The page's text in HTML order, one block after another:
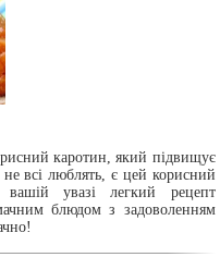
каротин, який підвищує
всі люблять, є цей корисний
вашій увазі легкий рецепт
блюдом з задоволенням